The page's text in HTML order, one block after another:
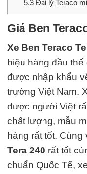
5.3Đại lý Teraco
Giá Ben
Xe Ben Teraco
hiệu hàng đầu thế
được nhập khẩu
trường Việt Nam.
được người Việt
chất lượng, mẫu
hàng rất tốt. Cùng
Tera 240 rất tốt
chuẩn Quốc Tế,